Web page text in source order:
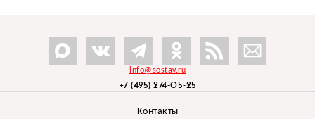
info@sostav.ru
+7 (495) 274-05-25
Контакты